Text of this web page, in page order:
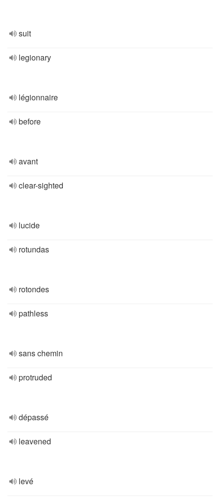
suit
legionary
légionnaire
before
avant
clear-sighted
lucide
rotundas
rotondes
pathless
sans chemin
protruded
dépassé
leavened
levé